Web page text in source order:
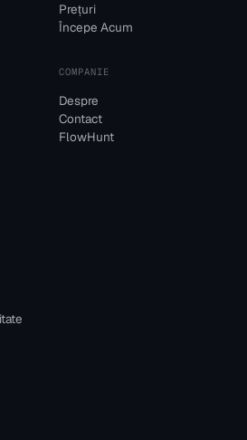
Prețuri
Începe Acum
COMPANIE
Despre
Contact
FlowHunt